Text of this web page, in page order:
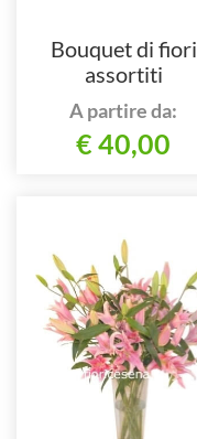
Bouquet di fiori
assortiti
A partire da:
€ 40,00